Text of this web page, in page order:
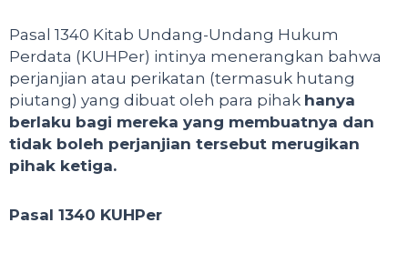
Pasal 1340 Kitab Undang-Undang Hukum
Perdata (KUHPer) intinya menerangkan bahwa
perjanjian atau perikatan (termasuk hutang
piutang) yang dibuat oleh para pihak hanya
berlaku bagi mereka yang membuatnya dan
tidak boleh perjanjian tersebut merugikan
pihak ketiga.
Pasal 1340 KUHPer